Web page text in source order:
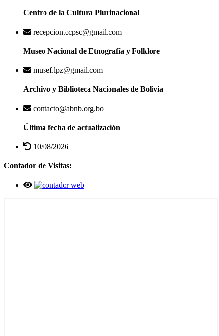
Centro de la Cultura Plurinacional
recepcion.ccpsc@gmail.com
Museo Nacional de Etnografía y Folklore
musef.lpz@gmail.com
Archivo y Biblioteca Nacionales de Bolivia
contacto@abnb.org.bo
Última fecha de actualización
10/08/2026
Contador de Visitas: